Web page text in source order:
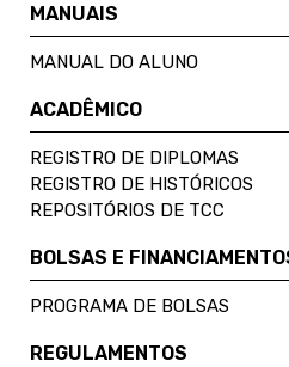
MANUAIS
MANUAL DO ALUNO
ACADÊMICO
REGISTRO DE DIPLOMAS
REGISTRO DE HISTÓRICOS
REPOSITÓRIOS DE TCC
BOLSAS E
PROGRAMA DE BOLSAS
REGULAMENTOS